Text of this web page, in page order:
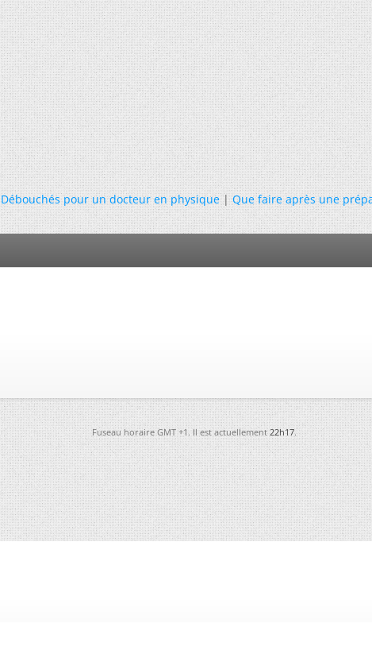
Débouchés pour un docteur en physique|Que faire après une
Fuseau horaire GMT +1. Il est actuellement22h17.